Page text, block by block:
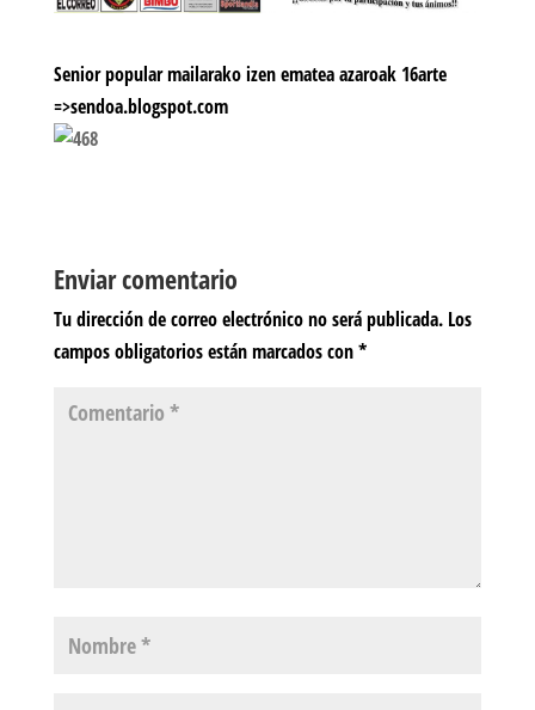
Senior popular mailarako izen ematea azaroak 16arte
=>sendoa.blogspot.com
Enviar comentario
Tu dirección de correo electrónico no será publicada. Los
campos obligatorios están marcados con*